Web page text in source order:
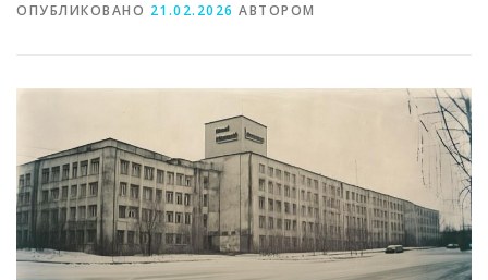
СТАТЬИ
ОПУБЛИКОВАНО 21.02.2026 АВТОРОМ